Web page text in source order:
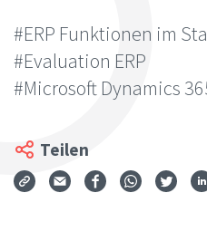
#ERP Funktionen im
#Evaluation ERP
#Microsoft Dynamics
Teilen
Via Mail teilen
Auf Facebook
Auf Auf